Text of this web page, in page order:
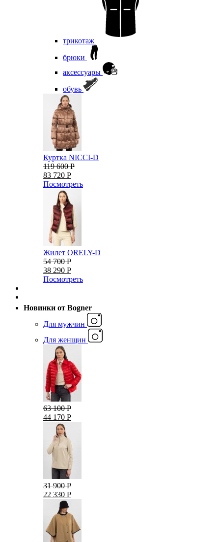
трикотаж
брюки
аксессуары
обувь
Куртка NICCI-D
119 600 Р
83 720 Р
Посмотреть
Жилет ORELY-D
54 700 Р
38 290 Р
Посмотреть
Новинки от Bogner
Для мужчин
Для женщин
63 100 Р
44 170 Р
31 900 Р
22 330 Р